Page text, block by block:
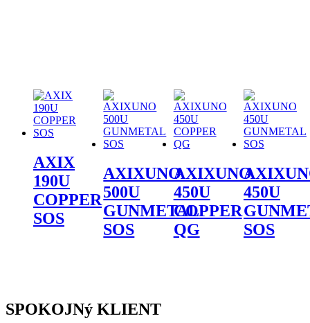
AXIX
190U
COPPER
SOS
AXIXUNO
500U
GUNMETAL
SOS
AXIXUNO
450U
COPPER
QG
450U
SOS
SPOKOJNý KLIENT